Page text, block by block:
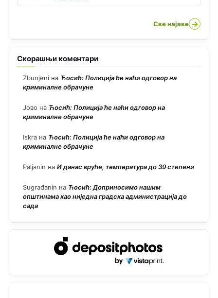
Све најаве →
Скорашњи коментари
Zbunjeni на Ћосић: Полиција ће наћи одговор на
криминалне обрачуне
Јово на Ћосић: Полиција ће наћи одговор на
криминалне обрачуне
Iskra на Ћосић: Полиција ће наћи одговор на
криминалне обрачуне
Paljanin на И данас вруће, температура до 39 степени
Sugrađanin на Ћосић: Доприносимо нашим
општинама као ниједна градска администрација до
сада